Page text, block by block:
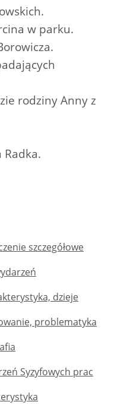
w parku.
rodziny Anny z
Radka.
szczegółowe
dzieje
problematyka
Syzyfowych prac